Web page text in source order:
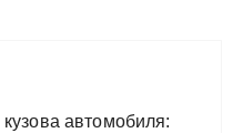
автомобиля: